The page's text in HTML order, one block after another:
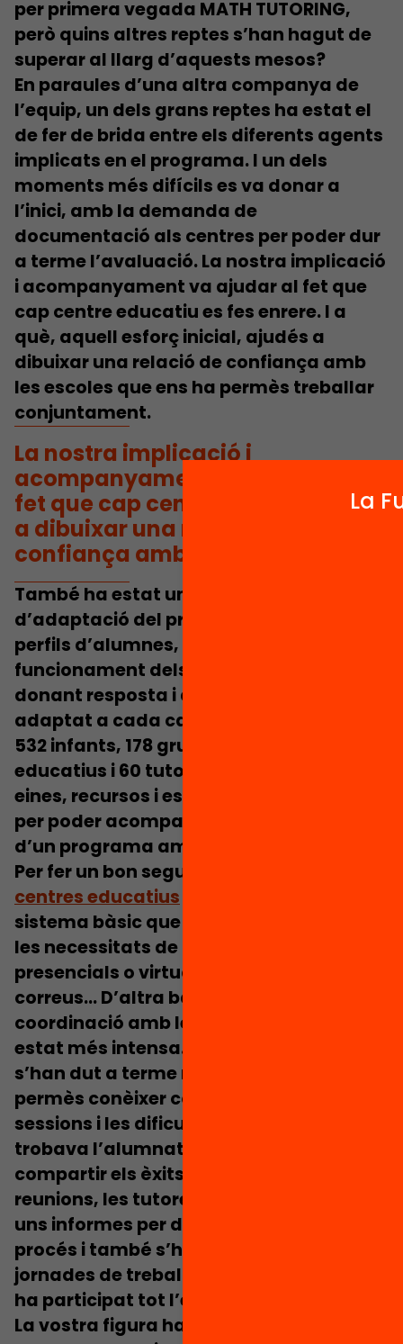
per primera vegada MATH TUTORING,
però quins altres reptes s’han hagut de
superar al llarg d’aquests mesos?
En paraules d’una altra companya de
l’equip, un dels grans reptes ha estat el
defer de brida entre els diferents agents
implicats en el programa. I un dels
moments més difícils es va donar a
l’inici, amb la demanda de
documentació als centres per poder dur
a terme l’avaluació. La nostra implicació
i acompanyament va ajudar al fet que
cap centre educatiu es fes enrere. I a
què, aquell esforç inicial, ajudés a
dibuixar una relació de confiança amb
les escoles que ens ha permès treballar
conjuntament.
La nostra implicació i
acompanyament ha ajudat al
fet que cap centre es faci enrere i
a dibuixar una relació de
confiança amb les escoles.
També ha estat un repte la capacitat
d’adaptació del programa als diferents
perfils d’alumnes, tutores i tutors i al
funcionament dels centres educatius,
donant resposta i acompanyament
adaptat a cada cas.
532 infants, 178 grups, 52 centres
educatius i 60 tutores i tutors. Quines
eines, recursos i estratègies has utilitzat
per poder acompanyar i fer seguiment
d’un programa amb tants implicats?
Per fer un bon seguiment amb els
centres educatius
sistema bàsic que s’ha singularitzat a
les necessitats de cada centre: reunions
presencials o virtuals, trucades,
correus… D’altra banda, el seguiment i la
coordinació amb les tutores i tutors ha
estat més intensa. Setmanalment,
s’han dut a terme reunions que ens han
permès conèixer com evolucionaven les
sessions i les dificultats en què es
trobava l’alumnat, però també
compartir els èxits. En paral·lel a les
reunions, les tutores i tutors emplenaven
uns informes per deixar constància del
procés i també s’han dut a terme
jornades de treball i formació en les que
ha participat tot l’equip.
La vostra figura ha proporcionat als
La